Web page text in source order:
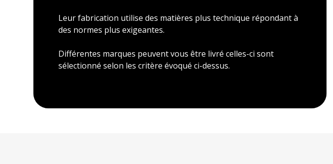
Leur fabrication utilise des matières plus technique répondant à
des normes plus exigeantes.
Différentes marques peuvent vous être livré celles-ci sont
sélectionné selon les critère évoqué ci-dessus.